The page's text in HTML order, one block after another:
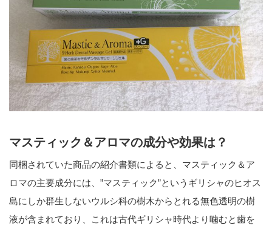
マスティック＆アロマの成分や効果は？
同梱されていた商品の紹介書類によると、マスティック＆ア
ロマの主要成分には、”マスティック”というギリシャのヒオス
島にしか群生しないウルシ科の樹木からとれる無色透明の樹
液が含まれており、これは古代ギリシャ時代より噛むと歯を